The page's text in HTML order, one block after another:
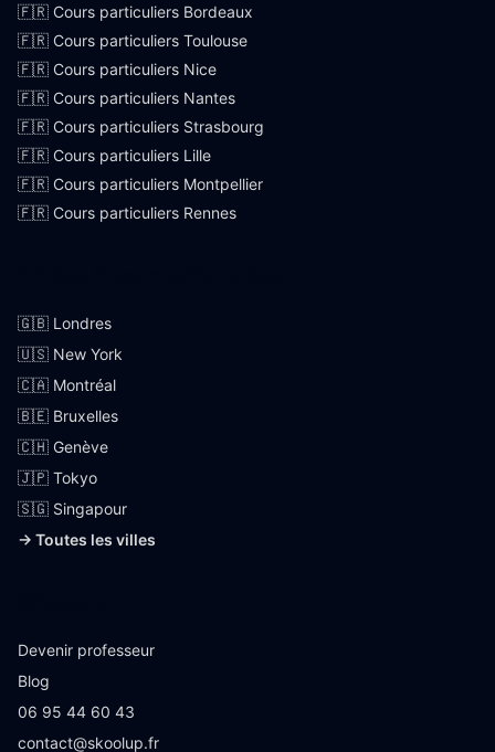
🇫🇷 Cours particuliers Bordeaux
🇫🇷 Cours particuliers Toulouse
🇫🇷 Cours particuliers Nice
🇫🇷 Cours particuliers Nantes
🇫🇷 Cours particuliers Strasbourg
🇫🇷 Cours particuliers Lille
🇫🇷 Cours particuliers Montpellier
🇫🇷 Cours particuliers Rennes
🇬🇧 Londres
🇺🇸 New York
🇨🇦 Montréal
🇧🇪 Bruxelles
🇨🇭 Genève
🇯🇵 Tokyo
🇸🇬 Singapour
→ Toutes les villes
Devenir professeur
Blog
06 95 44 60 43
contact@skoolup.fr